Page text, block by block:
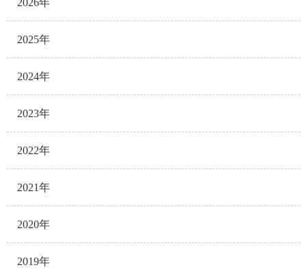
2026年
2025年
2024年
2023年
2022年
2021年
2020年
2019年